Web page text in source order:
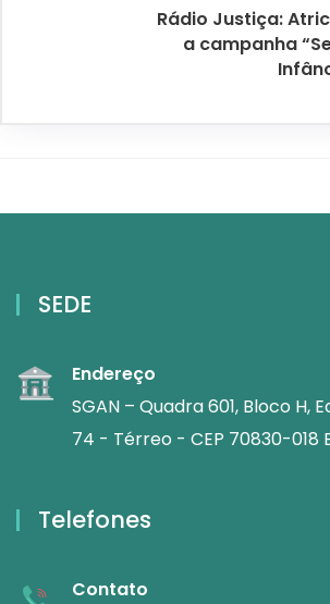
Rádio Justiça:
a campanha
SEDE
Endereço
SGAN – Quadra 601, Bloco H,
74 - Térreo - CEP 70830-018
Telefones
Contato